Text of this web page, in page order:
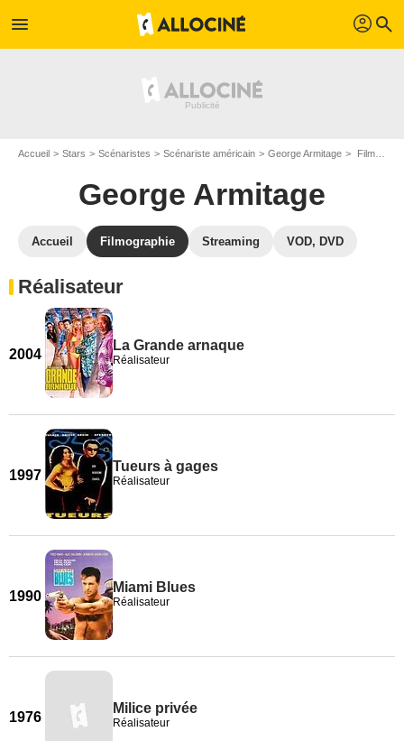
menu profil search
Accueil Stars Scénaristes Scénariste américain George Armitage Filmographie George Armitage
George Armitage
Accueil Filmographie Streaming VOD, DVD
Réalisateur
2004
La Grande arnaque
Réalisateur
1997
Tueurs à gages
Réalisateur
1990
Miami Blues
Réalisateur
1976
Milice privée
Réalisateur